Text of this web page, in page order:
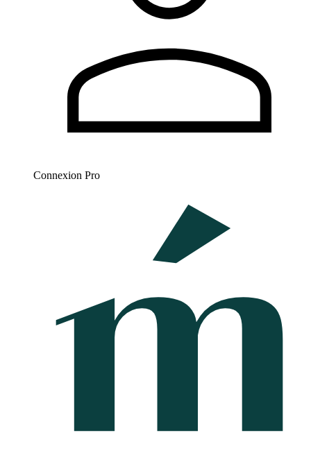
Connexion Pro